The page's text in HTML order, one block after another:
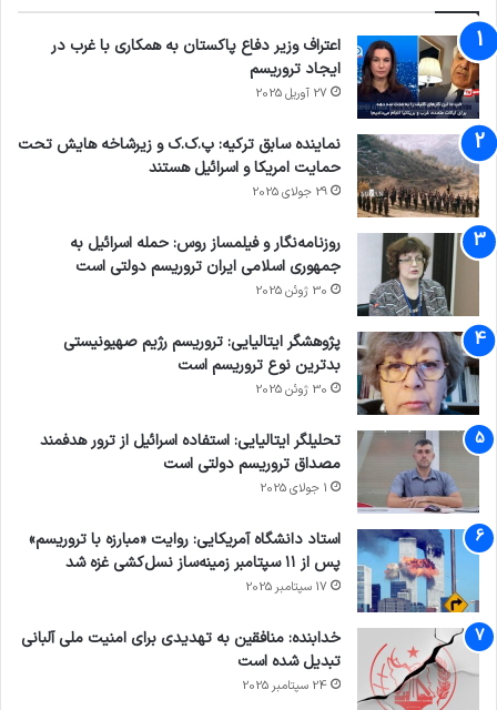
اعتراف وزیر دفاع پاکستان به همکاری با غرب در
ایجاد تروریسم
27 آوریل 2025
نماینده سابق ترکیه: پ.ک.ک و زیرشاخه هایش تحت
حمایت امریکا و اسرائیل هستند
29 جولای 2025
روزنامه‌نگار و فیلمساز روس: حمله اسرائیل به
جمهوری اسلامی ایران تروریسم دولتی است
30 ژوئن 2025
پژوهشگر ایتالیایی: تروریسم رژیم صهیونیستی
بدترین نوع تروریسم است
30 ژوئن 2025
تحلیلگر ایتالیایی: استفاده اسرائیل از ترور هدفمند
مصداق تروریسم دولتی است
1 جولای 2025
استاد دانشگاه آمریکایی: روایت «مبارزه با تروریسم»
پس از ۱۱ سپتامبر زمینه‌ساز نسل‌کشی غزه شد
17 سپتامبر 2025
خدابنده: منافقین به تهدیدی برای امنیت ملی آلبانی
تبدیل شده است
24 سپتامبر 2025